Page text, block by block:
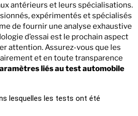
antérieurs et leurs spécialisations.
expérimentés et spécialisés
de fournir une analyse exhaustive
d’essai est le prochain aspect
attention. Assurez-vous que les
et en toute transparence
liés au test automobile
lesquelles les tests ont été